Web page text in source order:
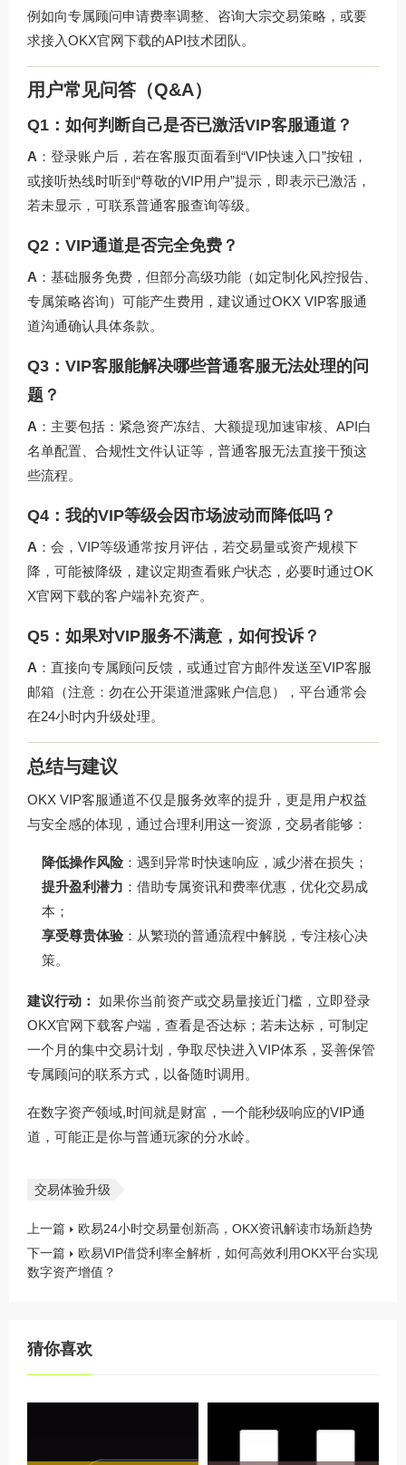
例如向专属顾问申请费率调整、咨询大宗交易策略，或要
求接入OKX官网下载的API技术团队。
用户常见问答（Q&A）
Q1：如何判断自己是否已激活VIP客服通道？
A ：登录账户后，若在客服页面看到“VIP快速入口”按钮，
或接听热线时听到“尊敬的VIP用户”提示，即表示已激活，
若未显示，可联系普通客服查询等级。
Q2：VIP通道是否完全免费？
A ：基础服务免费，但部分高级功能（如定制化风控报告、
专属策略咨询）可能产生费用，建议通过OKX VIP客服通
道沟通确认具体条款。
Q3：VIP客服能解决哪些普通客服无法处理的问
题？
A ：主要包括：紧急资产冻结、大额提现加速审核、API白
名单配置、合规性文件认证等，普通客服无法直接干预这
些流程。
Q4：我的VIP等级会因市场波动而降低吗？
A ：会，VIP等级通常按月评估，若交易量或资产规模下
降，可能被降级，建议定期查看账户状态，必要时通过OK
X官网下载的客户端补充资产。
Q5：如果对VIP服务不满意，如何投诉？
A ：直接向专属顾问反馈，或通过官方邮件发送至VIP客服
邮箱（注意：勿在公开渠道泄露账户信息），平台通常会
在24小时内升级处理。
总结与建议
OKX VIP客服通道不仅是服务效率的提升，更是用户权益
与安全感的体现，通过合理利用这一资源，交易者能够：
降低操作风险：遇到异常时快速响应，减少潜在损失；
提升盈利潜力 ：借助专属资讯和费率优惠，优化交易成
本；
享受尊贵体验：从繁琐的普通流程中解脱，专注核心决
策。
建议行动： 如果你当前资产或交易量接近门槛，立即登录
OKX官网下载客户端，查看是否达标；若未达标，可制定
一个月的集中交易计划，争取尽快进入VIP体系，妥善保管
专属顾问的联系方式，以备随时调用。
在数字资产领域,时间就是财富，一个能秒级响应的VIP通
道，可能正是你与普通玩家的分水岭。
交易体验升级
上一篇
欧易24小时交易量创新高，OKX资讯解读市场新趋势
下一篇
欧易VIP借贷利率全解析，如何高效利用OKX平台实现
数字资产增值？
猜你喜欢